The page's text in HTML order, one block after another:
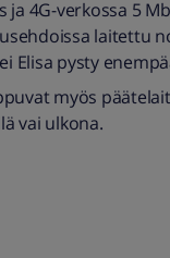
ja 4G-verkossa 5
laitettu
Elisa pysty
myös
vai ulkona.